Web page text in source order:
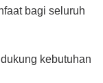
bagi seluruh
kebutuhan